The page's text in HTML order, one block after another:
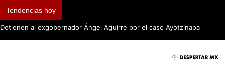
Tendencias hoy
Detienen al exgobernador Ángel Aguirre por el caso Ayotzinapa